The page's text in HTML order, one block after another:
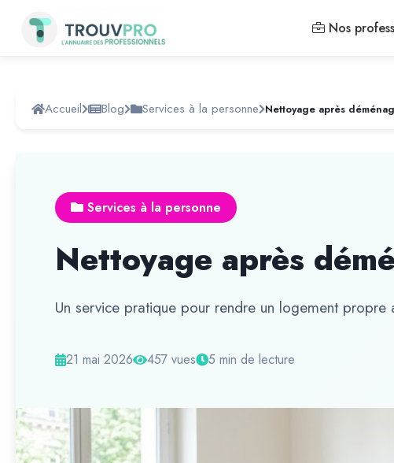
Nos
Accueil Blog Services à la personne Nettoyage après
Services à la personne
Nettoyage après
Un service pratique pour rendre un logement propre
21 mai 2026 457 vues 5 min de lecture